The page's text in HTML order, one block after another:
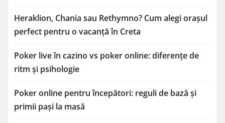
Heraklion, Chania sau Rethymno? Cum alegi orașul
perfect pentru o vacanță în Creta
Poker live în cazino vs poker online: diferențe de
ritm și psihologie
Poker online pentru începători: reguli de bază și
primii pași la masă